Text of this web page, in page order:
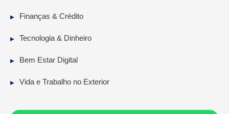
Finanças & Crédito
Tecnologia & Dinheiro
Bem Estar Digital
Vida e Trabalho no Exterior